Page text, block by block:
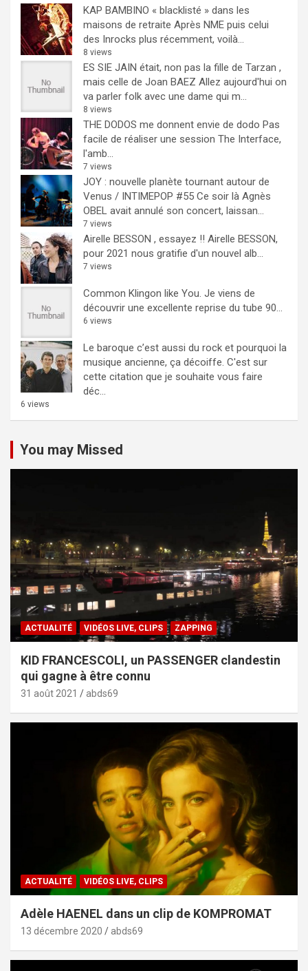
KAP BAMBINO « blacklisté » dans les
maisons de retraite Après NME puis celui
des Inrocks plus récemment, voilà...
8 views
ES SIE JAIN était, non pas la fille de Tarzan ,
mais celle de Joan BAEZ Allez aujourd'hui on
va parler folk avec une dame qui m...
8 views
THE DODOS me donnent envie de dodo Pas
facile de réaliser une session The Interface,
l'amb...
7 views
JOY : nouvelle planète tournant autour de
Venus / INTIMEPOP #55 Ce soir là Agnès
OBEL avait annulé son concert, laissan...
7 views
Airelle BESSON , essayez !! Airelle BESSON,
pour 2021 nous gratifie d'un nouvel alb...
7 views
Common Klingon like You. Je viens de
découvrir une excellente reprise du tube 90...
6 views
Le baroque c’est aussi du rock et pourquoi la
musique ancienne, ça décoiffe. C'est sur
cette citation que je souhaite vous faire
déc...
6 views
You may Missed
ACTUALITÉ VIDÉOS LIVE, CLIPS ZAPPING
KID FRANCESCOLI, un PASSENGER clandestin
qui gagne à être connu
31 août 2021 abds69
ACTUALITÉ VIDÉOS LIVE, CLIPS
Adèle HAENEL dans un clip de KOMPROMAT
13 décembre 2020 abds69